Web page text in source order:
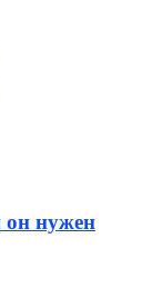
он нужен